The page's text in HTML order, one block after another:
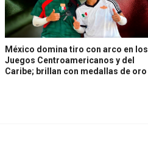
México domina tiro con arco en los
Juegos Centroamericanos y del
Caribe; brillan con medallas de oro